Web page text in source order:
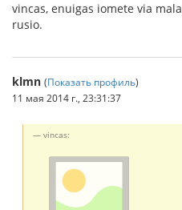
vincas, enuigas iomete via
rusio.
klmn (Показать профиль)
11 мая 2014 г., 23:31:37
vincas: